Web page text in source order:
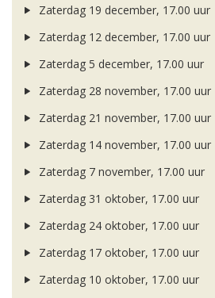
Zaterdag 19 december, 17.00 uur
Zaterdag 12 december, 17.00 uur
Zaterdag 5 december, 17.00 uur
Zaterdag 28 november, 17.00 uur
Zaterdag 21 november, 17.00 uur
Zaterdag 14 november, 17.00 uur
Zaterdag 7 november, 17.00 uur
Zaterdag 31 oktober, 17.00 uur
Zaterdag 24 oktober, 17.00 uur
Zaterdag 17 oktober, 17.00 uur
Zaterdag 10 oktober, 17.00 uur